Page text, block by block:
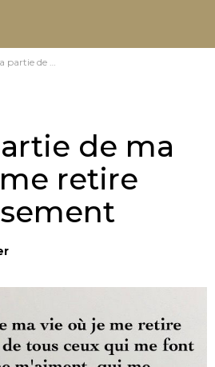
où je me retire silencieusement
de ma
retire